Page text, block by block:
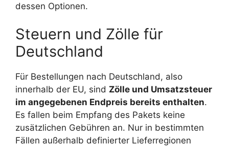
dessen Optionen.
Steuern und Zölle für
Deutschland
Für Bestellungen nach Deutschland, also
innerhalb der EU, sind Zölle und Umsatzsteuer
im angegebenen Endpreis bereits enthalten.
Es fallen beim Empfang des Pakets keine
zusätzlichen Gebühren an. Nur in bestimmten
Fällen außerhalb definierter Lieferregionen